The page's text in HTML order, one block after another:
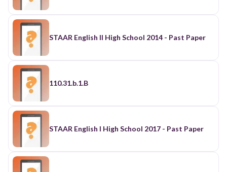
STAAR English II High School 2014 - Past Paper
110.31.b.1.B
STAAR English I High School 2017 - Past Paper